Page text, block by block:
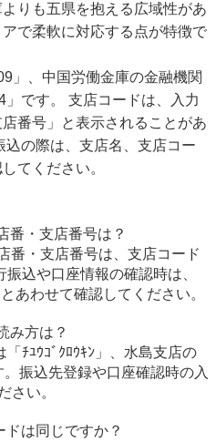
りも五県を抱える広域性があ
で柔軟に対応する点が特徴で
」、中国労働金庫の金融機関
です。 支店コードは、入力
番号」と表示されることがあ
込の際は、支店名、支店コー
てください。
番・支店番号は？
番・支店番号は、支店コード
込や口座情報の確認時は、
あわせて確認してください。
み方は？
ﾁﾕｳｺﾞｸﾛｳｷﾝ」、水島支店の
振込先登録や口座確認時の入
さい。
は同じですか？